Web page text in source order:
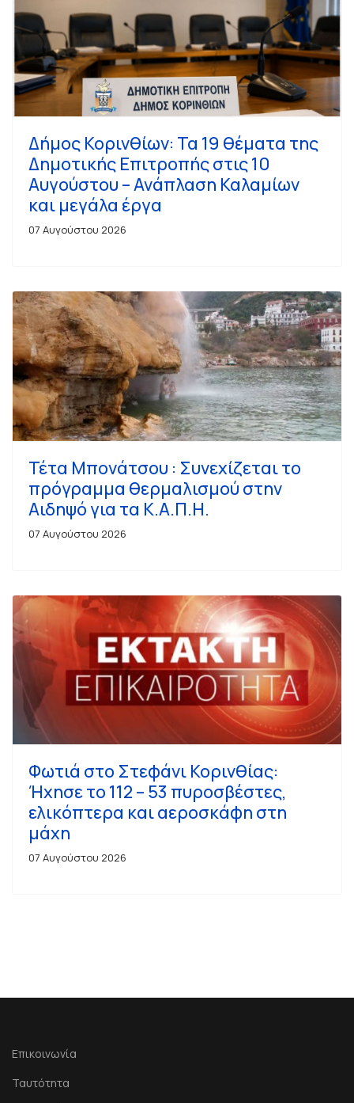
Δήμος Κορινθίων: Τα 19 θέματα της
Δημοτικής Επιτροπής στις 10
Αυγούστου – Ανάπλαση Καλαμίων
και μεγάλα έργα
07 Αυγούστου 2026
Τέτα Μπονάτσου : Συνεχίζεται το
πρόγραμμα θερμαλισμού στην
Αιδηψό για τα Κ.Α.Π.Η.
07 Αυγούστου 2026
Φωτιά στο Στεφάνι Κορινθίας:
Ήχησε το 112 – 53 πυροσβέστες,
ελικόπτερα και αεροσκάφη στη
μάχη
07 Αυγούστου 2026
Επικοινωνία
Ταυτότητα